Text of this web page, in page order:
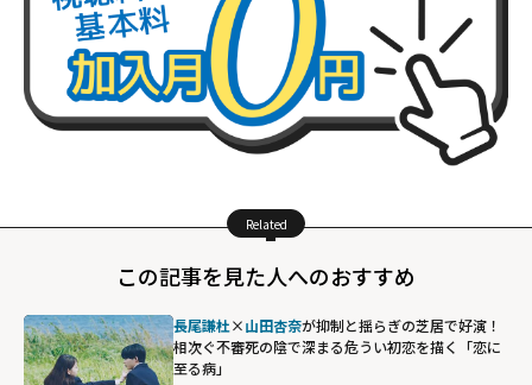
Related
この記事を見た人へのおすすめ
長尾謙杜×山田杏奈が抑制と揺らぎの芝居で好演！
相次ぐ不審死の陰で深まる危うい初恋を描く「恋に
至る病」